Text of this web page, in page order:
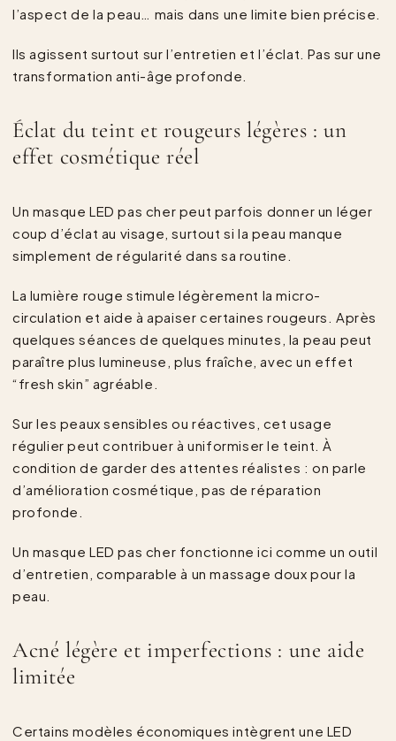
l’aspect de la peau… mais dans une limite bien précise.
Ils agissent surtout sur l’entretien et l’éclat. Pas sur une
transformation anti-âge profonde.
Éclat du teint et rougeurs légères : un
effet cosmétique réel
Un masque LED pas cher peut parfois donner un léger
coup d’éclat au visage, surtout si la peau manque
simplement de régularité dans sa routine.
La lumière rouge stimule légèrement la micro-
circulation et aide à apaiser certaines rougeurs. Après
quelques séances de quelques minutes, la peau peut
paraître plus lumineuse, plus fraîche, avec un effet
“fresh skin” agréable.
Sur les peaux sensibles ou réactives, cet usage
régulier peut contribuer à uniformiser le teint. À
condition de garder des attentes réalistes : on parle
d’amélioration cosmétique, pas de réparation
profonde.
Un masque LED pas cher fonctionne ici comme un outil
d’entretien, comparable à un massage doux pour la
peau.
Acné légère et imperfections : une aide
limitée
Certains modèles économiques intègrent une LED